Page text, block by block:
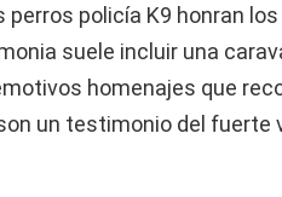
policía K9 honran
suele incluir una
homenajes que
un testimonio del fuerte